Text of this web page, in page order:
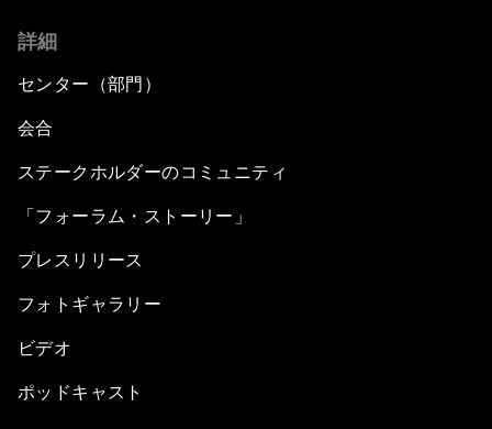
詳細
センター（部門）
会合
ステークホルダーのコミュニティ
「フォーラム・ストーリー」
プレスリリース
フォトギャラリー
ビデオ
ポッドキャスト